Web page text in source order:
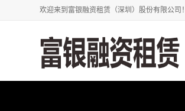
欢迎来到富银融资租赁（深圳）股份有限公司！